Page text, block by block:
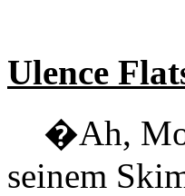
Ulence
�Ah, Mos
seinem